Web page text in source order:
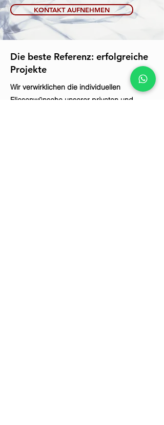
KONTAKT AUFNEHMEN
Die beste Referenz: erfolgreiche
Projekte
Wir verwirklichen die individuellen
Fliesenwünsche unserer privaten und